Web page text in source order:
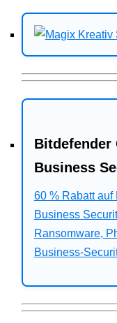
Bitdefender
Business
60 % Rabatt auf
Business
Ransomware,
Business-